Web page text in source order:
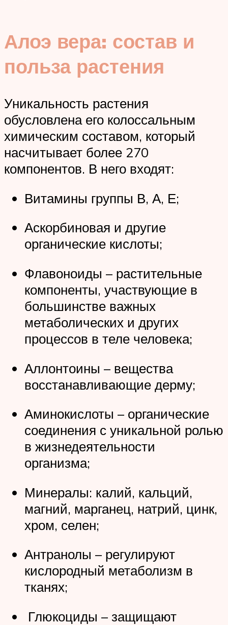
Алоэ вера: состав и
польза растения
Уникальность растения
обусловлена его колоссальным
химическим составом, который
насчитывает более 270
компонентов. В него входят:
Витамины группы В, А, Е;
Аскорбиновая и другие
органические кислоты;
Флавоноиды – растительные
компоненты, участвующие в
большинстве важных
метаболических и других
процессов в теле человека;
Аллонтоины – вещества
восстанавливающие дерму;
Аминокислоты – органические
соединения с уникальной ролью
в жизнедеятельности
организма;
Минералы: калий, кальций,
магний, марганец, натрий, цинк,
хром, селен;
Антранолы – регулируют
кислородный метаболизм в
тканях;
Глюкоциды – защищают